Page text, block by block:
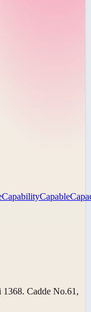
CapabilityCapable
Cadde No.61,